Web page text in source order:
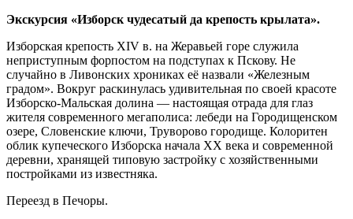
Экскурсия «Изборск чудесатый да крепость крылата».
Изборская крепость XIV в. на Жеравьей горе служила
неприступным форпостом на подступах к Пскову. Не
случайно в Ливонских хрониках её назвали «Железным
градом». Вокруг раскинулась удивительная по своей красоте
Изборско-Мальская долина — настоящая отрада для глаз
жителя современного мегаполиса: лебеди на Городищенском
озере, Словенские ключи, Труворово городище. Колоритен
облик купеческого Изборска начала ХХ века и современной
деревни, хранящей типовую застройку с хозяйственными
постройками из известняка.
Переезд в Печоры.